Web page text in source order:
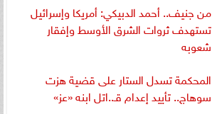
من جنيف.. أحمد الدبيكي: أمريكا وإسرائيل
تستهدف ثروات الشرق الأوسط وإفقار
شعوبه
المحكمة تسدل الستار على قضية هزت
سوهاج.. تأييد إعدام قـ..اتل ابنه «عز»